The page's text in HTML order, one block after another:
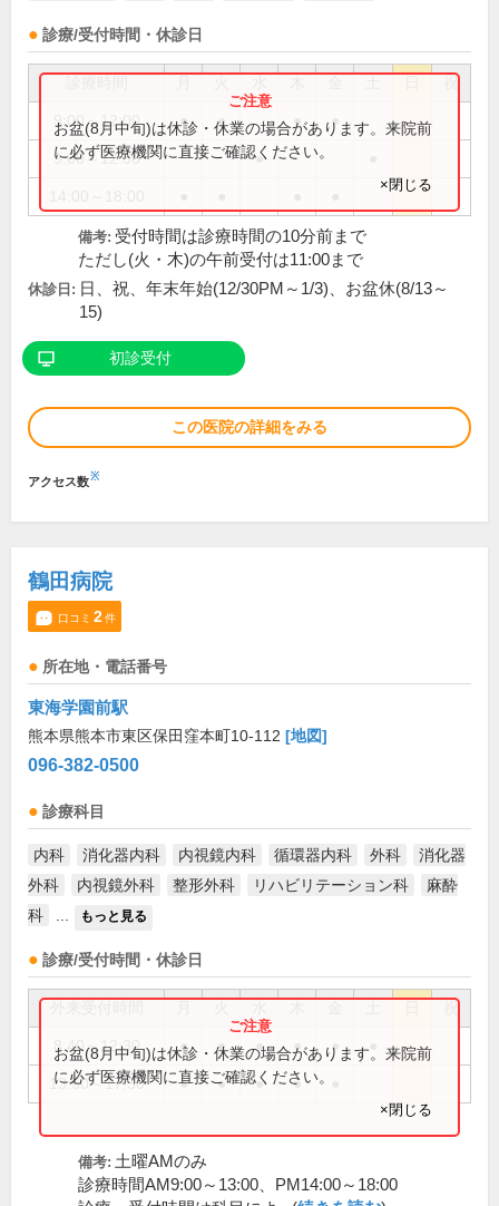
診療/受付時間・休診日
祝
9:00～12:00 ● ● ● ●
9:00～12:30 ●
お盆(8月中旬)は休診・休業の場合があります。来院前
に必ず医療機関に直接ご確認ください。
×閉じる
備考: 受付時間は診療時間の10分前まで
ただし(火・木)の午前受付は11:00まで
休診日: 日、祝、年末年始(12/30PM～1/3)、お盆休(8/13～
15)
初診受付
この医院の詳細をみる
アクセス数※
鶴田病院
口コミ 2件
所在地・電話番号
東海学園前駅
熊本県熊本市東区保田窪本町10-112 [地図]
096-382-0500
診療科目
内科 消化器内科 内視鏡内科 循環器内科 外科
消化器
外科
内視鏡外科 整形外科 リハビリテーション科
麻酔
科
もっと見る
診療/受付時間・休診日
祝
8:40～12:30 ● ● ● ● ●
13:50～17:30 ● ● ● ●
お盆(8月中旬)は休診・休業の場合があります。来院前
に必ず医療機関に直接ご確認ください。
×閉じる
備考: 土曜AMのみ
診療時間AM9:00～13:00、PM14:00～18:00